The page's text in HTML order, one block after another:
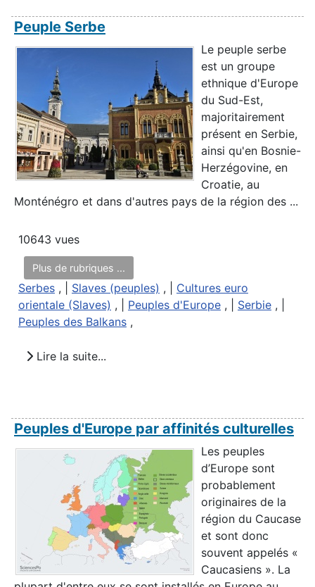
Peuple Serbe
Le peuple serbe
est un groupe
ethnique d'Europe
du Sud-Est,
majoritairement
présent en Serbie,
ainsi qu'en Bosnie-
Herzégovine, en
Croatie, au
Monténégro et dans d'autres pays de la région des ...
10643 vues
Plus de rubriques ...
Serbes , | Slaves (peuples) , | Cultures euro
orientale (Slaves) , | Peuples d'Europe , | Serbie , |
Peuples des Balkans ,
Lire la suite...
Peuples d'Europe par affinités culturelles
Les peuples
d’Europe sont
probablement
originaires de la
région du Caucase
et sont donc
souvent appelés «
Caucasiens ». La